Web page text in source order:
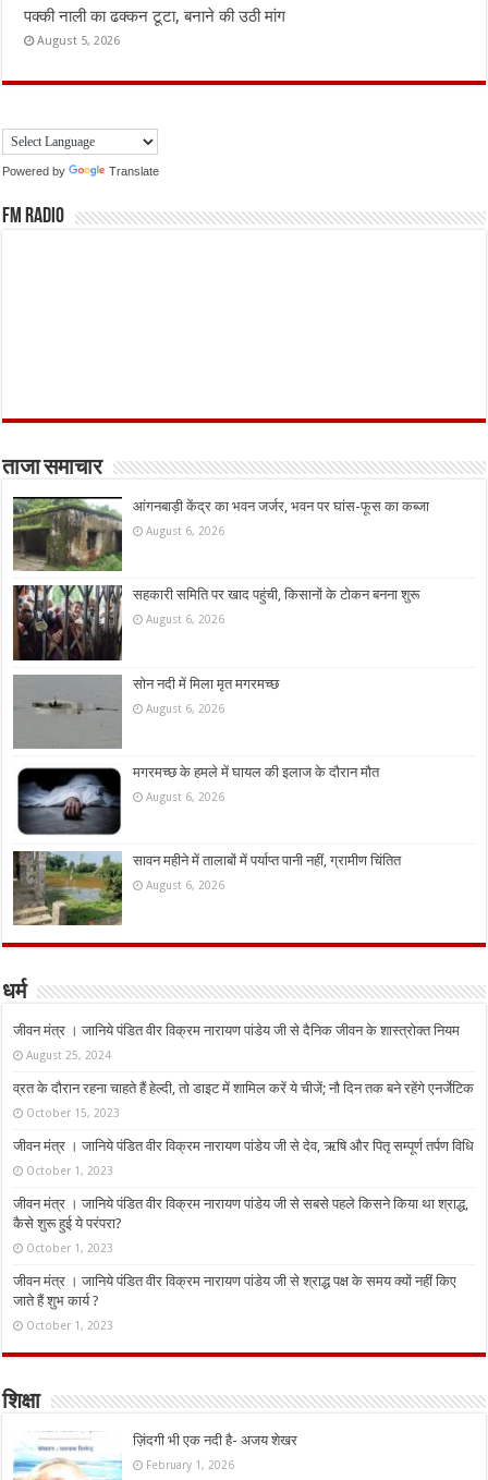
पक्की नाली का ढक्कन टूटा, बनाने की उठी मांग
August 5, 2026
Powered by Translate
FM Radio
ताजा समाचार
आंगनबाड़ी केंद्र का भवन जर्जर, भवन पर घांस-फूस का कब्जा
August 6, 2026
सहकारी समिति पर खाद पहुंची, किसानों के टोकन बनना शुरू
August 6, 2026
सोन नदी में मिला मृत मगरमच्छ
August 6, 2026
मगरमच्छ के हमले में घायल की इलाज के दौरान मौत
August 6, 2026
सावन महीने में तालाबों में पर्याप्त पानी नहीं, ग्रामीण चिंतित
August 6, 2026
धर्म
जीवन मंत्र । जानिये पंडित वीर विक्रम नारायण पांडेय जी से दैनिक जीवन के शास्त्रोक्त नियम
August 25, 2024
व्रत के दौरान रहना चाहते हैं हेल्दी, तो डाइट में शामिल करें ये चीजें; नौ दिन तक बने रहेंगे एनर्जेटिक
October 15, 2023
जीवन मंत्र । जानिये पंडित वीर विक्रम नारायण पांडेय जी से देव, ऋषि और पितृ सम्पूर्ण तर्पण विधि
October 1, 2023
जीवन मंत्र । जानिये पंडित वीर विक्रम नारायण पांडेय जी से सबसे पहले किसने किया था श्राद्ध,
कैसे शुरू हुई ये परंपरा?
October 1, 2023
जीवन मंत्र । जानिये पंडित वीर विक्रम नारायण पांडेय जी से श्राद्ध पक्ष के समय क्यों नहीं किए
जाते हैं शुभ कार्य ?
October 1, 2023
शिक्षा
ज़िंदगी भी एक नदी है- अजय शेखर
February 1, 2026